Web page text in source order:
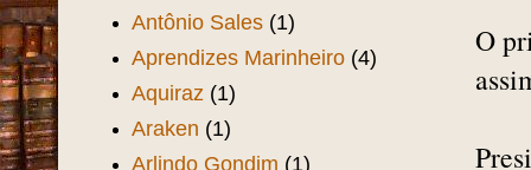
O
Antônio Sales (1)
Aprendizes Marinheiro (4)
Aquiraz (1)
Araken (1)
Arlindo Gondim (1)